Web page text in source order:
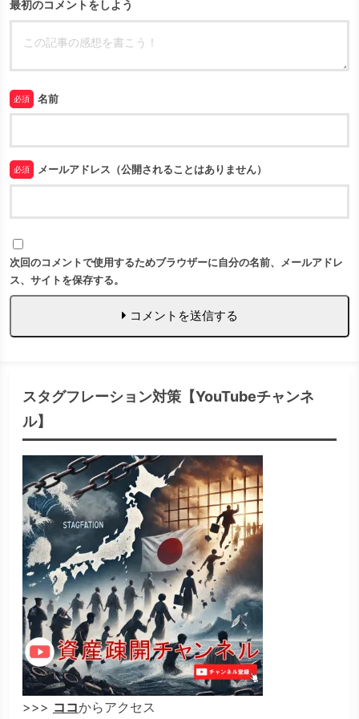
最初のコメントをしよう
必須 名前
必須 メールアドレス（公開されることはありません）
次回のコメントで使用するためブラウザーに自分の名前、メールアドレ
ス、サイトを保存する。
コメントを送信する
スタグフレーション対策【YouTubeチャンネ
ル】
>>> ココからアクセス